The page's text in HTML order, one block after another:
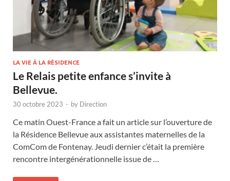
LA VIE À LA RÉSIDENCE
Le Relais petite enfance s’invite à
Bellevue.
30 octobre 2023 - by Direction
Ce matin Ouest-France a fait un article sur l’ouverture de
la Résidence Bellevue aux assistantes maternelles de la
ComCom de Fontenay. Jeudi dernier c’était la première
rencontre intergénérationnelle issue de …